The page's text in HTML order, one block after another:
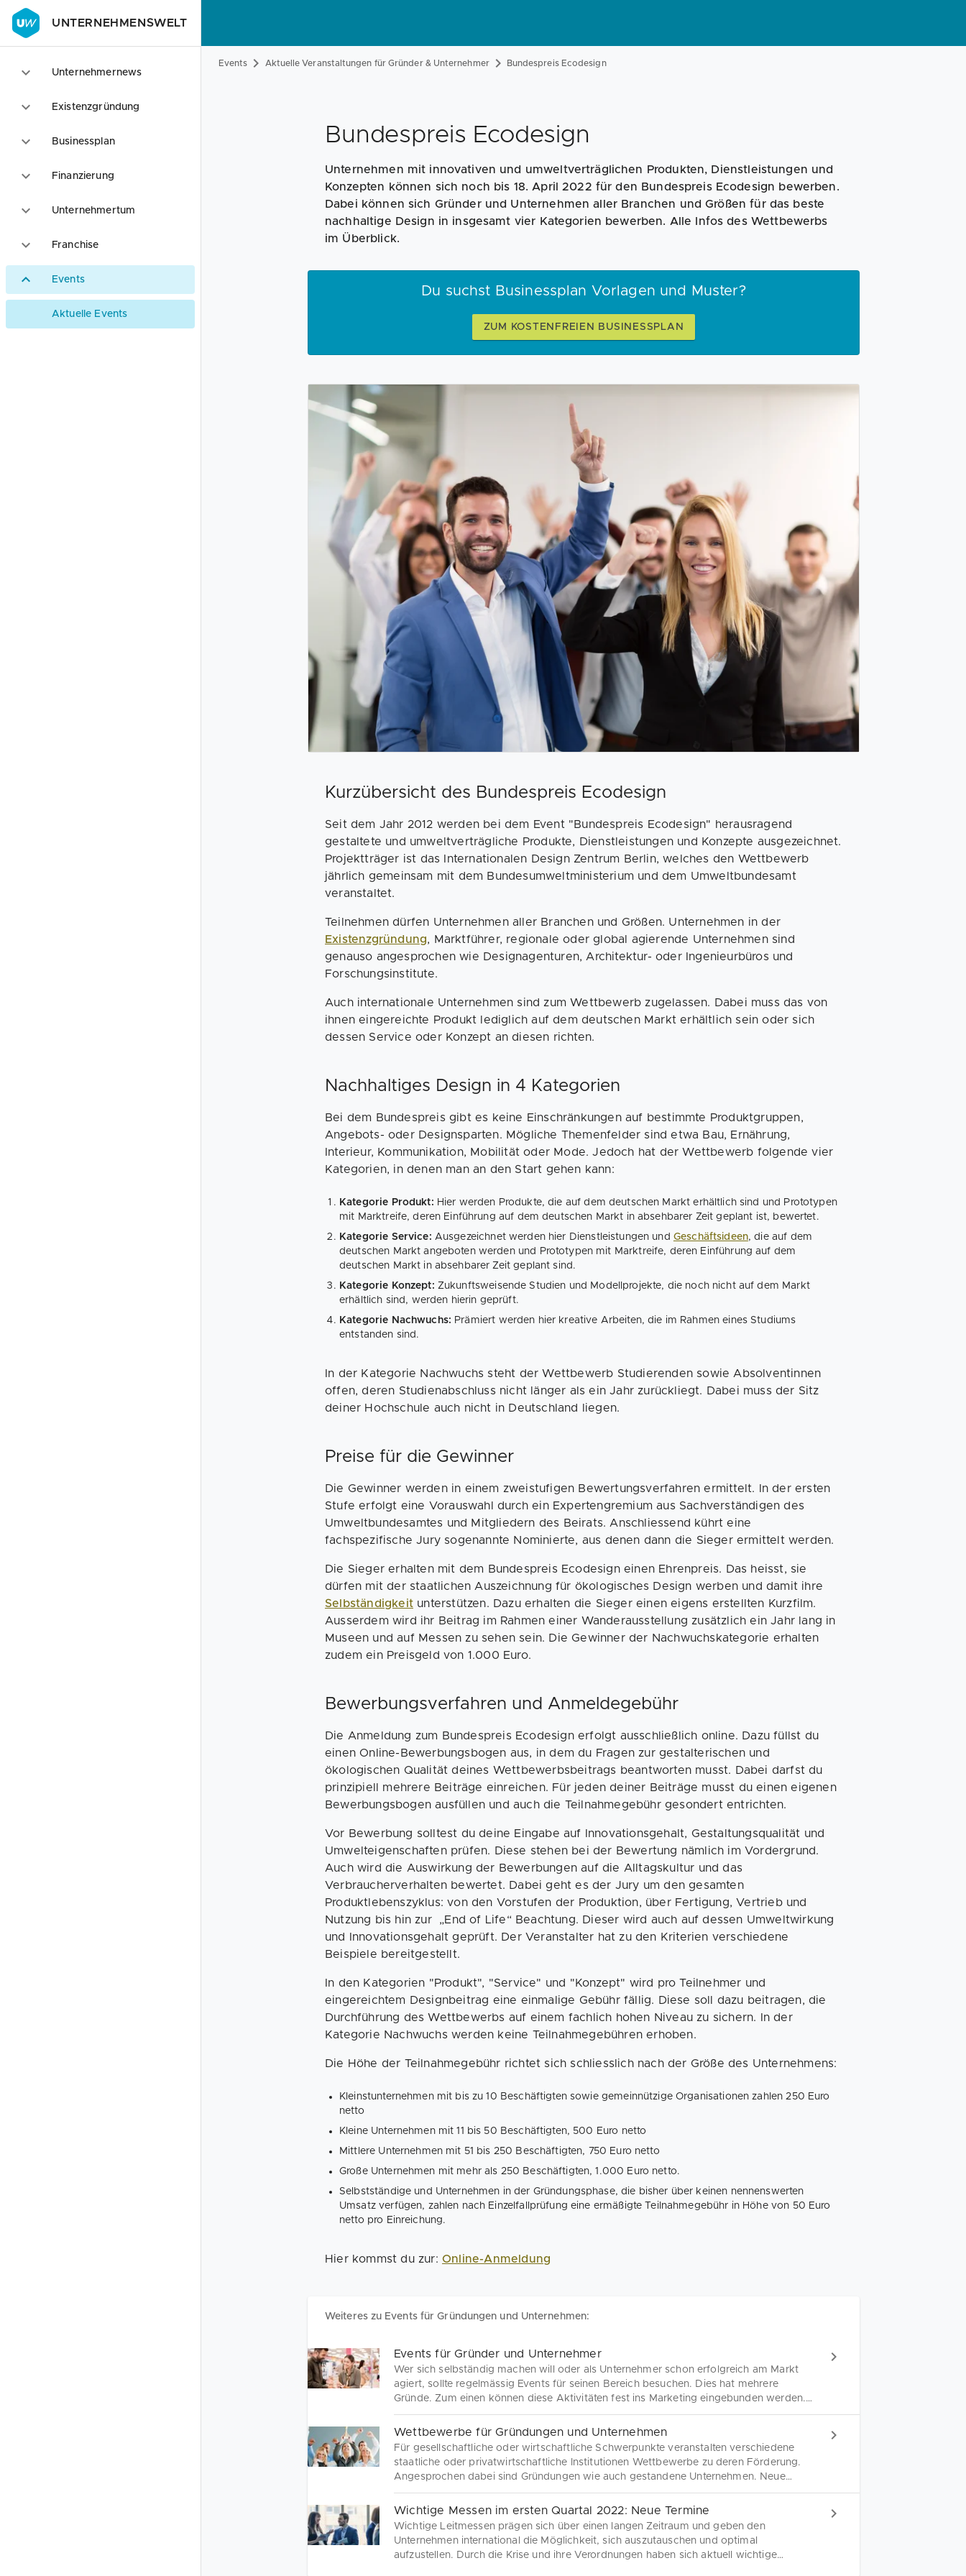
UNTERNEHMENSWELT
Unternehmernews
Existenzgründung
Businessplan
Finanzierung
Unternehmertum
Franchise
Events
Aktuelle Events
Events Aktuelle Veranstaltungen für Gründer & Unternehmer Bundespreis Ecodesign
Bundespreis Ecodesign
Unternehmen mit innovativen und umweltverträglichen Produkten, Dienstleistungen und
Konzepten können sich noch bis 18. April 2022 für den Bundespreis Ecodesign bewerben.
Dabei können sich Gründer und Unternehmen aller Branchen und Größen für das beste
nachhaltige Design in insgesamt vier Kategorien bewerben. Alle Infos des Wettbewerbs
im Überblick.
Du suchst Businessplan Vorlagen und Muster?
ZUM KOSTENFREIEN BUSINESSPLAN
Kurzübersicht des Bundespreis Ecodesign
Seit dem Jahr 2012 werden bei dem Event "Bundespreis Ecodesign" herausragend
gestaltete und umweltverträgliche Produkte, Dienstleistungen und Konzepte ausgezeichnet.
Projektträger ist das Internationalen Design Zentrum Berlin, welches den Wettbewerb
jährlich gemeinsam mit dem Bundesumweltministerium und dem Umweltbundesamt
veranstaltet.
Teilnehmen dürfen Unternehmen aller Branchen und Größen. Unternehmen in der
Existenzgründung, Marktführer, regionale oder global agierende Unternehmen sind
genauso angesprochen wie Designagenturen, Architektur- oder Ingenieurbüros und
Forschungsinstitute.
Auch internationale Unternehmen sind zum Wettbewerb zugelassen. Dabei muss das von
ihnen eingereichte Produkt lediglich auf dem deutschen Markt erhältlich sein oder sich
dessen Service oder Konzept an diesen richten.
Nachhaltiges Design in 4 Kategorien
Bei dem Bundespreis gibt es keine Einschränkungen auf bestimmte Produktgruppen,
Angebots- oder Designsparten. Mögliche Themenfelder sind etwa Bau, Ernährung,
Interieur, Kommunikation, Mobilität oder Mode. Jedoch hat der Wettbewerb folgende vier
Kategorien, in denen man an den Start gehen kann:
Kategorie Produkt: Hier werden Produkte, die auf dem deutschen Markt erhältlich sind und Prototypen
mit Marktreife, deren Einführung auf dem deutschen Markt in absehbarer Zeit geplant ist, bewertet.
Kategorie Service: Ausgezeichnet werden hier Dienstleistungen und Geschäftsideen, die auf dem
deutschen Markt angeboten werden und Prototypen mit Marktreife, deren Einführung auf dem
deutschen Markt in absehbarer Zeit geplant sind.
Kategorie Konzept: Zukunftsweisende Studien und Modellprojekte, die noch nicht auf dem Markt
erhältlich sind, werden hierin geprüft.
Kategorie Nachwuchs: Prämiert werden hier kreative Arbeiten, die im Rahmen eines Studiums
entstanden sind.
In der Kategorie Nachwuchs steht der Wettbewerb Studierenden sowie Absolventinnen
offen, deren Studienabschluss nicht länger als ein Jahr zurückliegt. Dabei muss der Sitz
deiner Hochschule auch nicht in Deutschland liegen.
Preise für die Gewinner
Die Gewinner werden in einem zweistufigen Bewertungsverfahren ermittelt. In der ersten
Stufe erfolgt eine Vorauswahl durch ein Expertengremium aus Sachverständigen des
Umweltbundesamtes und Mitgliedern des Beirats. Anschliessend kührt eine
fachspezifische Jury sogenannte Nominierte, aus denen dann die Sieger ermittelt werden.
Die Sieger erhalten mit dem Bundespreis Ecodesign einen Ehrenpreis. Das heisst, sie
dürfen mit der staatlichen Auszeichnung für ökologisches Design werben und damit ihre
Selbständigkeit unterstützen. Dazu erhalten die Sieger einen eigens erstellten Kurzfilm.
Ausserdem wird ihr Beitrag im Rahmen einer Wanderausstellung zusätzlich ein Jahr lang in
Museen und auf Messen zu sehen sein. Die Gewinner der Nachwuchskategorie erhalten
zudem ein Preisgeld von 1.000 Euro.
Bewerbungsverfahren und Anmeldegebühr
Die Anmeldung zum Bundespreis Ecodesign erfolgt ausschließlich online. Dazu füllst du
einen Online-Bewerbungsbogen aus, in dem du Fragen zur gestalterischen und
ökologischen Qualität deines Wettbewerbsbeitrags beantworten musst. Dabei darfst du
prinzipiell mehrere Beiträge einreichen. Für jeden deiner Beiträge musst du einen eigenen
Bewerbungsbogen ausfüllen und auch die Teilnahmegebühr gesondert entrichten.
Vor Bewerbung solltest du deine Eingabe auf Innovationsgehalt, Gestaltungsqualität und
Umwelteigenschaften prüfen. Diese stehen bei der Bewertung nämlich im Vordergrund.
Auch wird die Auswirkung der Bewerbungen auf die Alltagskultur und das
Verbraucherverhalten bewertet. Dabei geht es der Jury um den gesamten
Produktlebenszyklus: von den Vorstufen der Produktion, über Fertigung, Vertrieb und
Nutzung bis hin zur „End of Life“ Beachtung. Dieser wird auch auf dessen Umweltwirkung
und Innovationsgehalt geprüft. Der Veranstalter hat zu den Kriterien verschiedene
Beispiele bereitgestellt.
In den Kategorien "Produkt", "Service" und "Konzept" wird pro Teilnehmer und
eingereichtem Designbeitrag eine einmalige Gebühr fällig. Diese soll dazu beitragen, die
Durchführung des Wettbewerbs auf einem fachlich hohen Niveau zu sichern. In der
Kategorie Nachwuchs werden keine Teilnahmegebühren erhoben.
Die Höhe der Teilnahmegebühr richtet sich schliesslich nach der Größe des Unternehmens:
Kleinstunternehmen mit bis zu 10 Beschäftigten sowie gemeinnützige Organisationen zahlen 250 Euro
netto
Kleine Unternehmen mit 11 bis 50 Beschäftigten, 500 Euro netto
Mittlere Unternehmen mit 51 bis 250 Beschäftigten, 750 Euro netto
Große Unternehmen mit mehr als 250 Beschäftigten, 1.000 Euro netto.
Selbstständige und Unternehmen in der Gründungsphase, die bisher über keinen nennenswerten
Umsatz verfügen, zahlen nach Einzelfallprüfung eine ermäßigte Teilnahmegebühr in Höhe von 50 Euro
netto pro Einreichung.
Hier kommst du zur: Online-Anmeldung
Weiteres zu Events für Gründungen und Unternehmen:
Events für Gründer und Unternehmer
Wer sich selbständig machen will oder als Unternehmer schon erfolgreich am Markt
agiert, sollte regelmässig Events für seinen Bereich besuchen. Dies hat mehrere
Gründe. Zum einen können diese Aktivitäten fest ins Marketing eingebunden werden.
Zum anderen bergen die Events Impulse für das eigene Unternehmen. Eventuell gibt
es sogar eine Finanzspritze.
Wettbewerbe für Gründungen und Unternehmen
Für gesellschaftliche oder wirtschaftliche Schwerpunkte veranstalten verschiedene
staatliche oder privatwirtschaftliche Institutionen Wettbewerbe zu deren Förderung.
Angesprochen dabei sind Gründungen wie auch gestandene Unternehmen. Neue
Technologien, unternehmerische Initiativen, Unternhmensübernahmen: wir stellen dir
die Themengebiete vor.
Wichtige Messen im ersten Quartal 2022: Neue Termine
Wichtige Leitmessen prägen sich über einen langen Zeitraum und geben den
Unternehmen international die Möglichkeit, sich auszutauschen und optimal
aufzustellen. Durch die Krise und ihre Verordnungen haben sich aktuell wichtige